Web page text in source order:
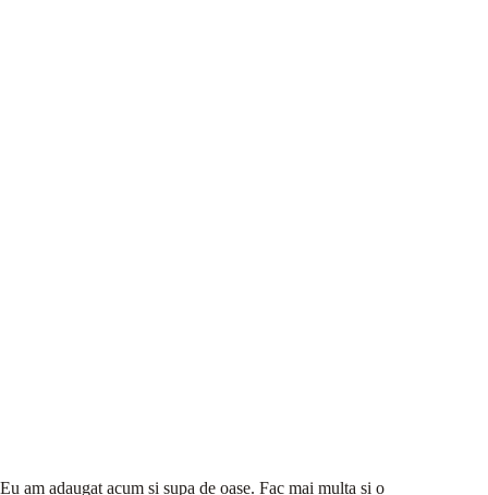
Eu am adaugat acum si supa de oase. Fac mai multa si o